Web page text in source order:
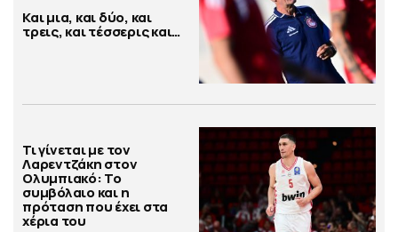
Και μια, και δύο, και
τρεις, και τέσσερις και…
Τι γίνεται με τον
Λαρεντζάκη στον
Ολυμπιακό: Το
συμβόλαιο και η
πρόταση που έχει στα
χέρια του